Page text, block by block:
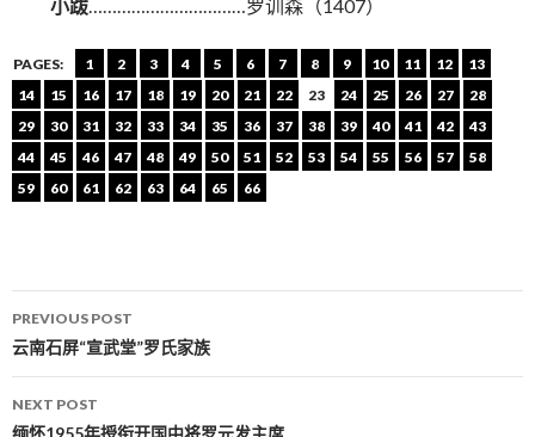
小跋……………………………罗训森（1407）
PAGES: 1 2 3 4 5 6 7 8 9 10 11 12
13
14
15 16 17 18 19 20 21 22 23 24 25 26 27
28
29
30 31 32 33 34 35 36 37 38 39 40 41 42
43
44
45 46 47 48 49 50 51 52 53 54 55 56 57
58
59
60 61 62 63 64 65 66
Post navigation
PREVIOUS POST
云南石屏“宣武堂”罗氏家族
NEXT POST
缅怀1955年授衔开国中将罗元发主席